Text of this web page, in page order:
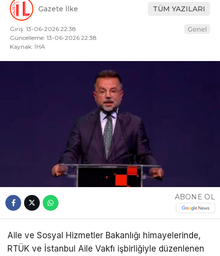
Gazete İlke TÜM YAZILARI
Giriş: 13-06-2026 22:38
Güncelleme: 13-06-2026 22:38
Kaynak: İHA
Genel
ABONE OL
Aile ve Sosyal Hizmetler Bakanlığı himayelerinde,
RTÜK ve İstanbul Aile Vakfı işbirliğiyle düzenlenen